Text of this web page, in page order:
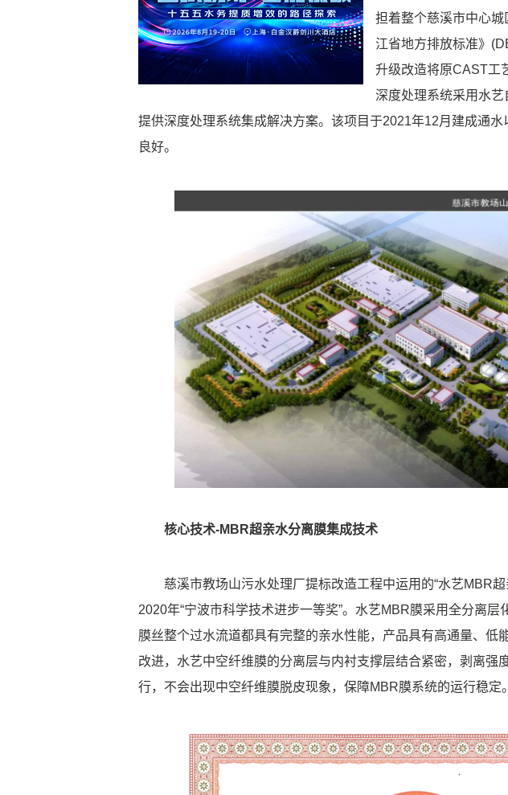
担着整个慈溪市中心
江省地方排放标准》
升级改造将原CAST工
深度处理系统采用水
提供深度处理系统集成解决方案。该项目于2021年12月建成通
良好。
核心技术-MBR超亲水分离膜集成技术
慈溪市教场山污水处理厂提标改造工程中运用的“水艺MBR
2020年“宁波市科学技术进步一等奖”。水艺MBR膜采用全分离
膜丝整个过水流道都具有完整的亲水性能，产品具有高通量、低
改进，水艺中空纤维膜的分离层与内衬支撑层结合紧密，剥离强
行，不会出现中空纤维膜脱皮现象，保障MBR膜系统的运行稳定。